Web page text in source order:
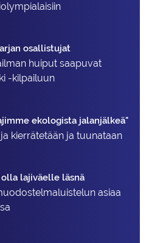
osallistujat
huiput saapuvat
-kilpailuun
ekologista jalanjälkeä"
kierrätetään ja tuunataan
lajiväelle läsnä
asiaa